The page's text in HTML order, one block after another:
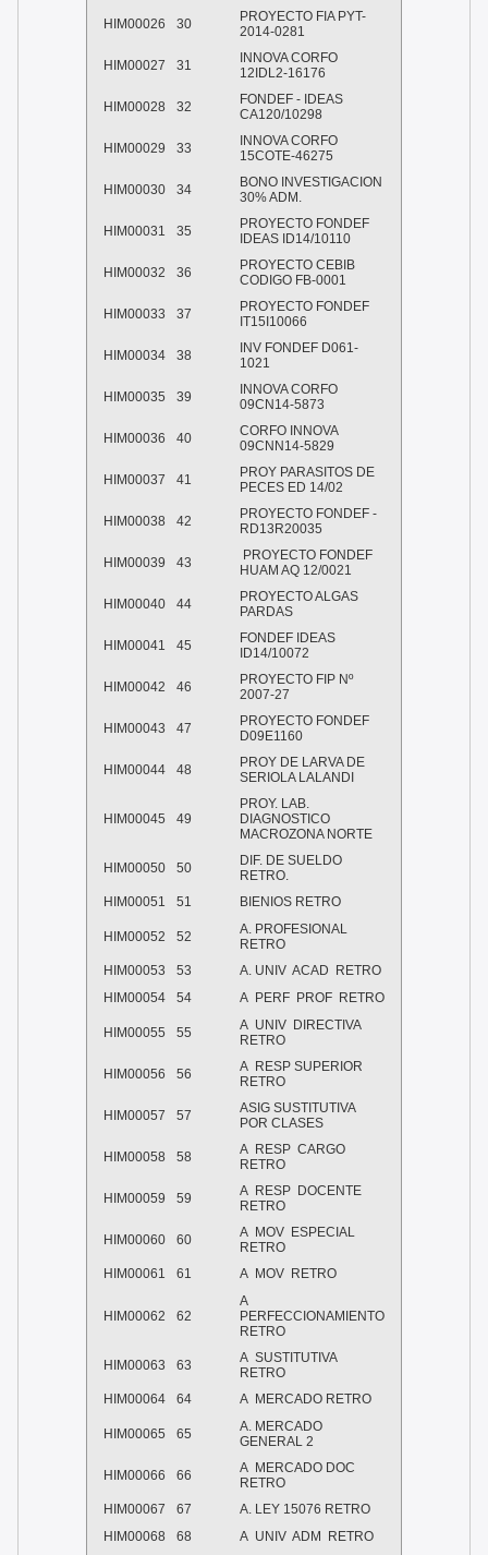
HIM00026 30
PROYECTO FIA PYT-
2014-0281
HIM00027 31
INNOVA CORFO
12IDL2-16176
HIM00028 32
FONDEF - IDEAS
CA120/10298
HIM00029 33
INNOVA CORFO
15COTE-46275
HIM00030 34
BONO INVESTIGACION
30% ADM.
HIM00031 35
PROYECTO FONDEF
IDEAS ID14/10110
HIM00032 36
PROYECTO CEBIB
CODIGO FB-0001
HIM00033 37
PROYECTO FONDEF
IT15I10066
HIM00034 38
INV FONDEF D061-
1021
HIM00035 39
INNOVA CORFO
09CN14-5873
HIM00036 40
CORFO INNOVA
09CNN14-5829
HIM00037 41
PROY PARASITOS DE
PECES ED 14/02
HIM00038 42
PROYECTO FONDEF -
RD13R20035
HIM00039 43
PROYECTO FONDEF
HUAM AQ 12/0021
HIM00040 44
PROYECTO ALGAS
PARDAS
HIM00041 45
FONDEF IDEAS
ID14/10072
HIM00042 46
PROYECTO FIP Nº
2007-27
HIM00043 47
PROYECTO FONDEF
D09E1160
HIM00044 48
PROY DE LARVA DE
SERIOLA LALANDI
HIM00045 49
PROY. LAB.
DIAGNOSTICO
MACROZONA NORTE
HIM00050 50
DIF. DE SUELDO
RETRO.
HIM00051
51 BIENIOS RETRO
HIM00052 52
A. PROFESIONAL
RETRO
HIM00053
53 A. UNIV ACAD
RETRO
HIM00054
54 A PERF PROF RETRO
HIM00055 55 A UNIV DIRECTIVA
RETRO
HIM00056 56 A RESP SUPERIOR
RETRO
HIM00057 57
ASIG SUSTITUTIVA
POR CLASES
HIM00058 58 A RESP CARGO
RETRO
HIM00059 59 A RESP DOCENTE
RETRO
HIM00060 60 A MOV ESPECIAL
RETRO
HIM00061
61 A MOV RETRO
HIM00062 62
A
PERFECCIONAMIENTO
RETRO
HIM00063 63 A SUSTITUTIVA
RETRO
HIM00064
64 A MERCADO RETRO
HIM00065 65
A. MERCADO
GENERAL 2
HIM00066 66 A MERCADO DOC
RETRO
HIM00067
67
A. LEY 15076 RETRO
HIM00068
68 A UNIV ADM RETRO